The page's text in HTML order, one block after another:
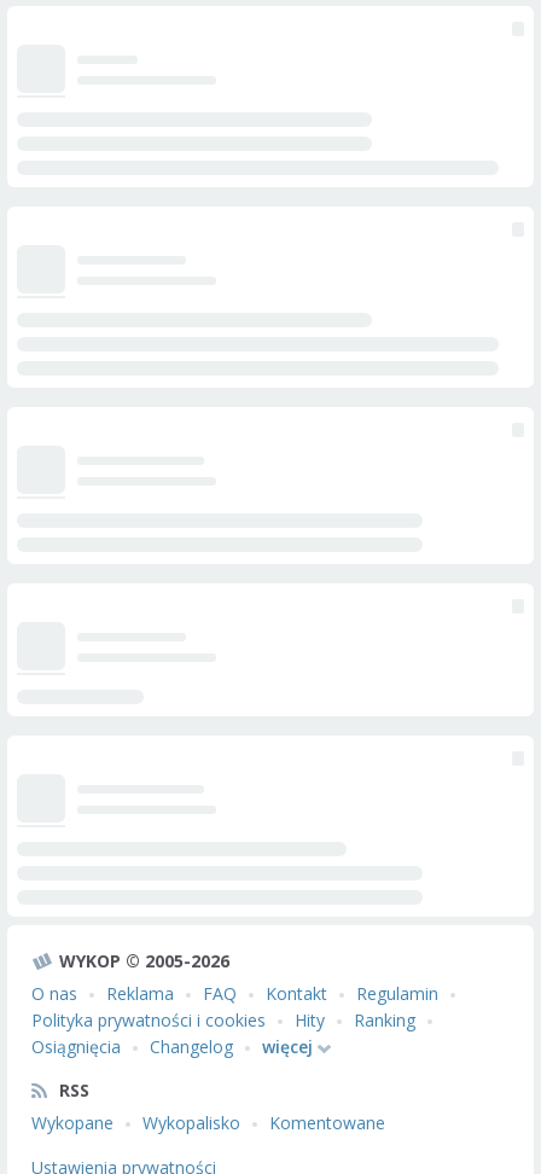
WYKOP © 2005-2026
O nas
Reklama FAQ Kontakt
Regulamin
Polityka prywatności i cookies
Hity
Ranking
Osiągnięcia
Changelog
więcej
RSS
Wykopane
Wykopalisko
Komentowane
Ustawienia prywatności